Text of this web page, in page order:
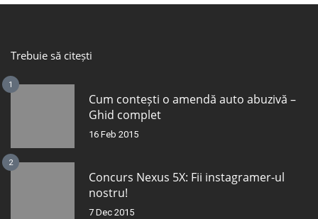
Trebuie să citești
1
Cum contești o amendă auto abuzivă –
Ghid complet
16 Feb 2015
2
Concurs Nexus 5X: Fii instagramer-ul
nostru!
7 Dec 2015